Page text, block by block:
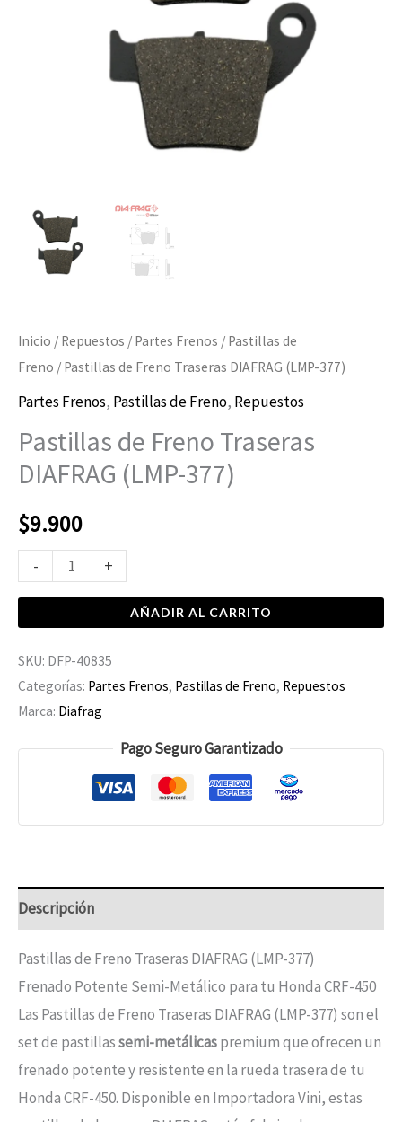
Inicio / Repuestos / Partes Frenos / Pastillas de
Freno / Pastillas de Freno Traseras DIAFRAG (LMP-377)
Partes Frenos, Pastillas de Freno, Repuestos
Pastillas de Freno Traseras
DIAFRAG (LMP-377)
$9.900
- +
AÑADIR AL CARRITO
SKU: DFP-40835
Categorías: Partes Frenos, Pastillas de Freno, Repuestos
Marca: Diafrag
Pago Seguro Garantizado
Descripción
Pastillas de Freno Traseras DIAFRAG (LMP-377)
Frenado Potente Semi-Metálico para tu Honda CRF-450
Las Pastillas de Freno Traseras DIAFRAG (LMP-377) son el
set de pastillassemi-metálicaspremium que ofrecen un
frenado potente y resistente en la rueda trasera de tu
Honda CRF-450. Disponible en Importadora Vini, estas